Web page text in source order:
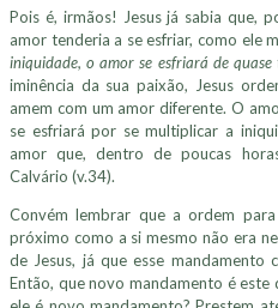
Pois é, irmãos! Jesus já sabia que,
amor tenderia a se esfriar, como ele
iniquidade, o amor se esfriará de
iminência da sua paixão, Jesus
amem com um amor diferente. O
se esfriará por se multiplicar a
amor que, dentro de poucas
Calvário (v.34).
Convém lembrar que a ordem
próximo como a si mesmo não era
de Jesus, já que esse mandamento
Então, que novo mandamento é este